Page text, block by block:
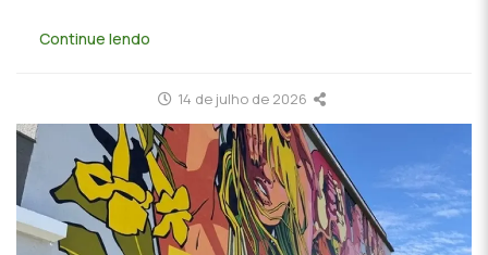
Continue lendo
14 de julho de 2026